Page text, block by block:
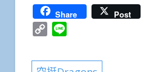
Share Post
Copy